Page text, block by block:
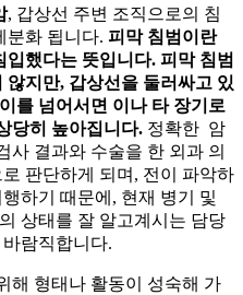
, 갑상선 주변 조직으로의 침
분화 됩니다. 피막 침범이란
입했다는 뜻입니다. 피막 침범
않지만, 갑상선을 둘러싸고 있
를 넘어서면 이나 타 장기로
당히 높아집니다. 정확한 암
사 결과와 수술을 한 외과 의
판단하게 되며, 전이 파악하
하기 때문에, 현재 병기 및
상태를 잘 알고계시는 담당
람직합니다.
해 형태나 활동이 성숙해 가